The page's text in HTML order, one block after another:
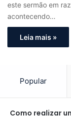
este sermão em
acontecendo…
Leia mais »
Popular
Como realizar